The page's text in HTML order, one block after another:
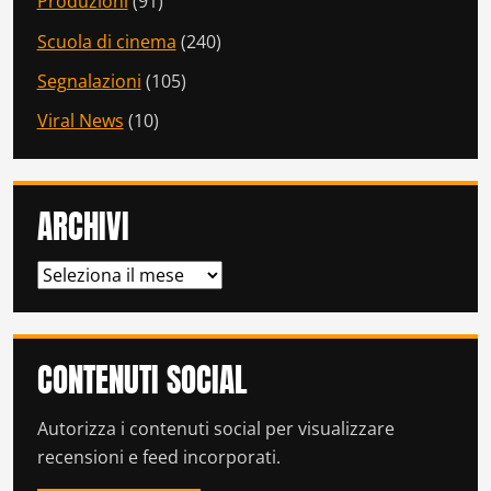
Scuola di cinema (240)
Segnalazioni (105)
Viral News (10)
ARCHIVI
ARCHIVI
CONTENUTI SOCIAL
Autorizza i contenuti social per visualizzare
recensioni e feed incorporati.